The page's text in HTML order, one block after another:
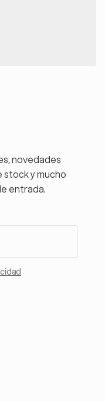
novedades
stock y mucho
entrada.